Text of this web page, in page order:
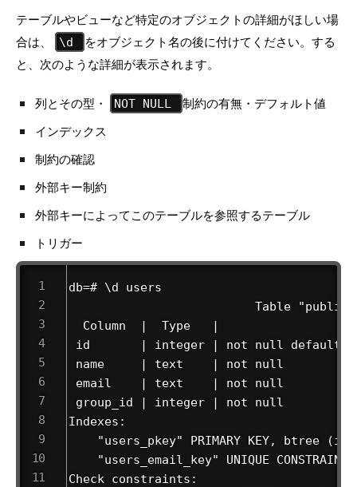
テーブルやビューなど特定のオブジェクトの詳細がほしい場
合は、
\d
をオブジェクト名の後に付けてください。する
と、次のような詳細が表示されます。
列とその型・ NOT NULL
制約の有無・デフォルト値
インデックス
制約の確認
外部キー制約
外部キーによってこのテーブルを参照するテーブル
トリガー
db=# \d users
Table
Column  |  Type   |
id       | integer | not null default
name     | text    | not null
email    | text    | not null
group_id | integer | not null
Indexes:
"users_pkey" PRIMARY KEY, btree
"users_email_key" UNIQUE
Check constraints: